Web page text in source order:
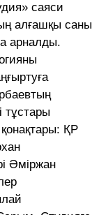
саяси
алғашқы саны
арналды.
тұстары
ҚР
Әміржан